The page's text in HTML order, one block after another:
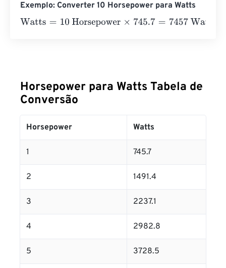
Exemplo: Converter 10 Horsepower para Watts
Watts= 10 Horsepower×745.7 =7457 Watts
Horsepower para Watts Tabela de
Conversão
Horsepower Watts
1 745.7
2 1491.4
3 2237.1
4 2982.8
5 3728.5